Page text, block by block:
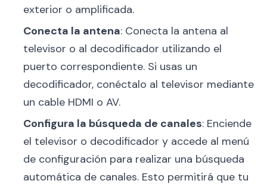
exterior o amplificada.
Conecta la antena: Conecta la antena al
televisor o al decodificador utilizando el
puerto correspondiente. Si usas un
decodificador, conéctalo al televisor mediante
un cable HDMI o AV.
Configura la búsqueda de canales: Enciende
el televisor o decodificador y accede al menú
de configuración para realizar una búsqueda
automática de canales. Esto permitirá que tu